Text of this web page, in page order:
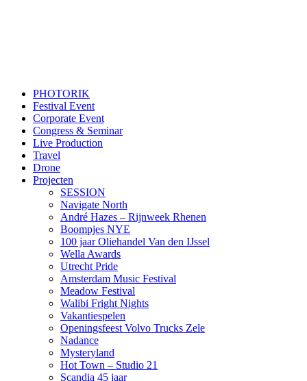
PHOTORIK
Festival Event
Corporate Event
Congress & Seminar
Live Production
Travel
Drone
Projecten
SESSION
Navigate North
André Hazes – Rijnweek Rhenen
Boompjes NYE
100 jaar Oliehandel Van den IJssel
Wella Awards
Utrecht Pride
Amsterdam Music Festival
Meadow Festival
Walibi Fright Nights
Vakantiespelen
Openingsfeest Volvo Trucks Zele
Nadance
Mysteryland
Hot Town – Studio 21
Scandia 45 jaar